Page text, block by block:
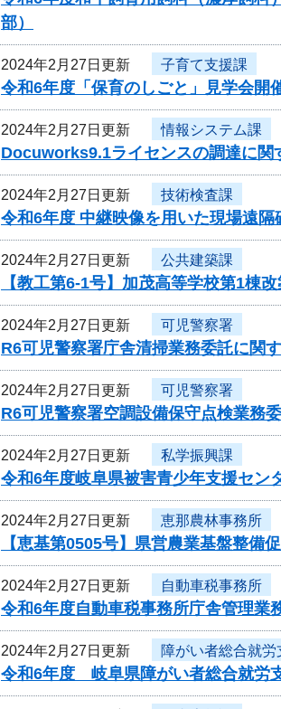
部）
2024年2月27日更新 子育て支援課
令和6年度「保育のしごと」見学会開
2024年2月27日更新 情報システム課
Docuworks9.1ライセンスの調達に関
2024年2月27日更新 技術検査課
令和6年度 中継映像を用いた現場遠隔
2024年2月27日更新 公共建築課
【教工第6-1号】加茂高等学校第1棟
2024年2月27日更新 可児警察署
R6可児警察署庁舎清掃業務委託に関
2024年2月27日更新 可児警察署
R6可児警察署空調設備保守点検業務
2024年2月27日更新 私学振興課
令和6年度岐阜県被害青少年支援セン
2024年2月27日更新 恵那農林事務所
【恵基第0505号】県営農業基盤整
2024年2月27日更新 自動車税事務所
令和6年度自動車税事務所庁舎管理業
2024年2月27日更新 障がい者総合就労
令和6年度 岐阜県障がい者総合就労